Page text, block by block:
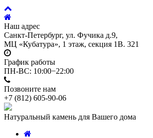
Наш адрес
Санкт-Петербург, ул. Фучика д.9,
МЦ «Кубатура», 1 этаж, секция 1В. 321
График работы
ПН-ВС: 10:00−22:00
Позвоните нам
+7 (812) 605-90-06
Натуральный камень для Вашего дома